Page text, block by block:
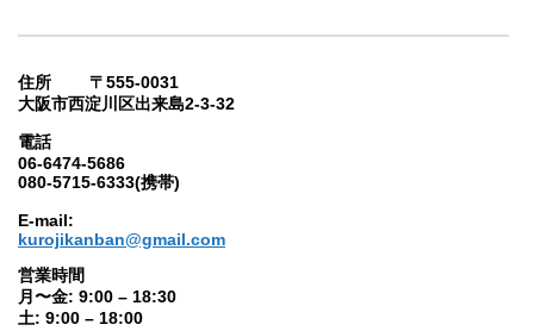
住所 〒555-0031
大阪市西淀川区出来島2-3-32
電話
06-6474-5686
080-5715-6333(携帯)
E-mail:
kurojikanban@gmail.com
営業時間
月〜金: 9:00 – 18:30
土: 9:00 – 18:00